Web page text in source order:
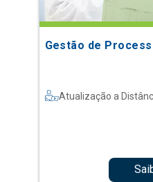
Gestão de
Atualização a